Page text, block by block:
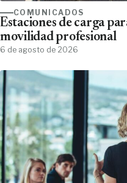
COMUNICADOS
Estaciones de carga
movilidad profesional
6 de agosto de 2026